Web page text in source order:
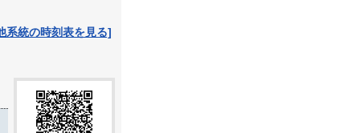
系統の時刻表を見る]